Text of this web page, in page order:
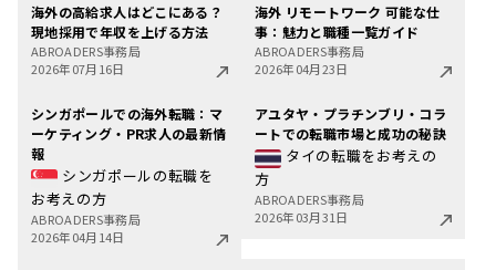
海外の高給求人はどこにある？
現地採用で年収を上げる方法
ABROADERS事務局
2026年07月16日
海外 リモートワーク 可能な仕
事：魅力と職種一覧ガイド
ABROADERS事務局
2026年04月23日
シンガポールでの海外転職：マ
ーケティング・PR求人の最新情
報
シンガポールの転職を
お考えの方
ABROADERS事務局
2026年04月14日
アユタヤ・プラチンブリ・コラ
ートでの転職市場と成功の秘訣
タイの転職をお考えの
方
ABROADERS事務局
2026年03月31日